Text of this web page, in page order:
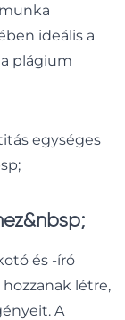
ideális a
plágium
egységes
és -író
létre,
A